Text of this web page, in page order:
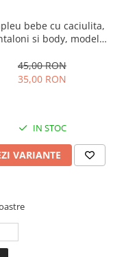
bebe cu caciulita,
si body, model
45,00 RON
35,00 RON
IN STOC
VARIANTE